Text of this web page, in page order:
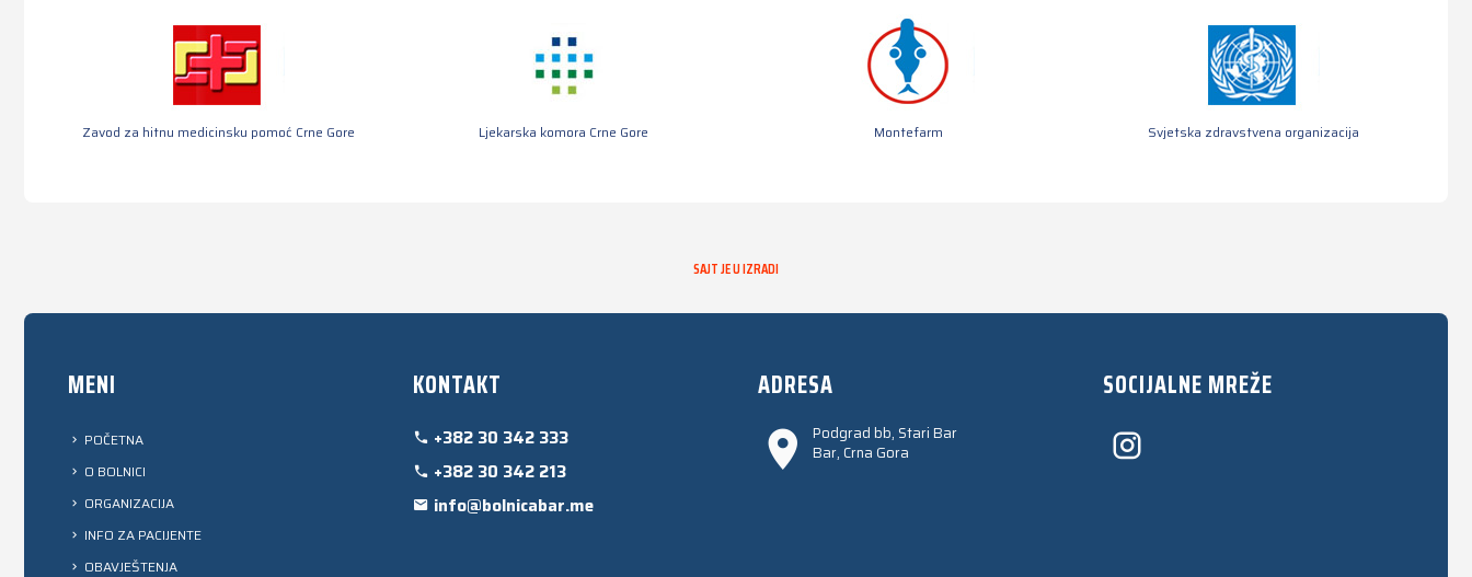
Zavod za hitnu medicinsku pomoć Crne Gore Ljekarska komora Crne Gore Montefarm Svjetska zdravstvena organizacija
SAJT JE U IZRADI
MENI
POČETNA
O BOLNICI
ORGANIZACIJA
INFO ZA PACIJENTE
OBAVJEŠTENJA
KONTAKT
+382 30 342 333
+382 30 342 213
info@bolnicabar.me
ADRESA
Podgrad bb, Stari Bar
Bar, Crna Gora
SOCIJALNE MREŽE